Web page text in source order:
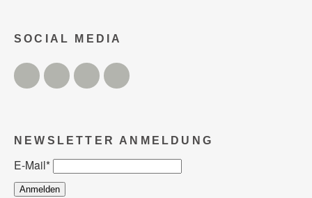
SOCIAL MEDIA
Twitter FacebookInstagram
NEWSLETTER ANMELDUNG
E-Mail*